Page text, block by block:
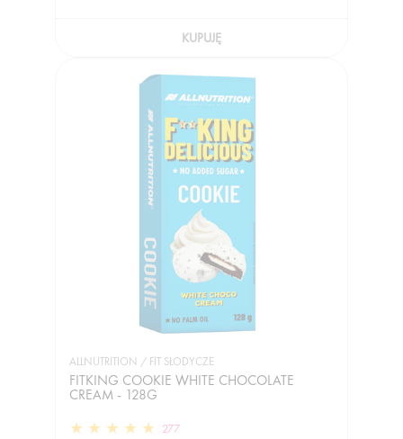
KUPUJĘ
ALLNUTRITION / FIT SŁODYCZE
FITKING COOKIE WHITE CHOCOLATE
CREAM - 128G
277